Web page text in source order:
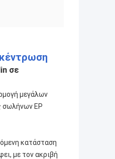
σε
μεγάλων
σωλήνων EP
κατάσταση
με τον ακριβή